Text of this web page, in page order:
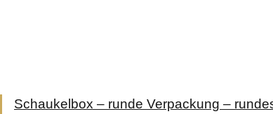
Schaukelbox – runde Verpackung –